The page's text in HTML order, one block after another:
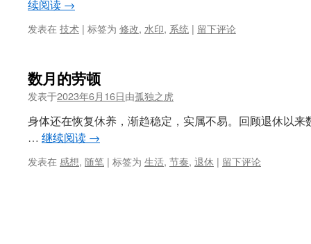
续阅读 →
发表在 技术 | 标签为 修改, 水印, 系统 | 留下评论
数月的劳顿
发表于2023年6月16日由孤独之虎
身体还在恢复休养，渐趋稳定，实属不易。回顾退休以
… 继续阅读 →
发表在 感想, 随笔 | 标签为 生活, 节奏, 退休 | 留下评论